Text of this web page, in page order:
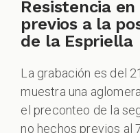
Resistencia
previos a la
de la Espriella
La grabación es del
muestra una
el preconteo de la
no hechos previos al